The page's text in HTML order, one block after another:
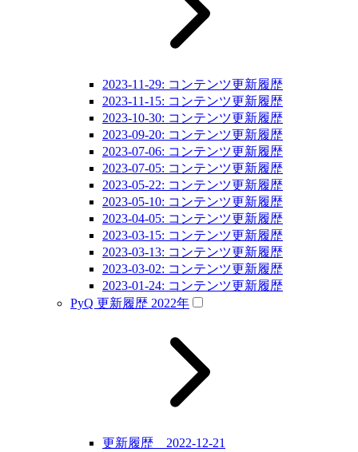
2023-11-29: コンテンツ更新履歴
2023-11-15: コンテンツ更新履歴
2023-10-30: コンテンツ更新履歴
2023-09-20: コンテンツ更新履歴
2023-07-06: コンテンツ更新履歴
2023-07-05: コンテンツ更新履歴
2023-05-22: コンテンツ更新履歴
2023-05-10: コンテンツ更新履歴
2023-04-05: コンテンツ更新履歴
2023-03-15: コンテンツ更新履歴
2023-03-13: コンテンツ更新履歴
2023-03-02: コンテンツ更新履歴
2023-01-24: コンテンツ更新履歴
PyQ 更新履歴 2022年
更新履歴 2022-12-21